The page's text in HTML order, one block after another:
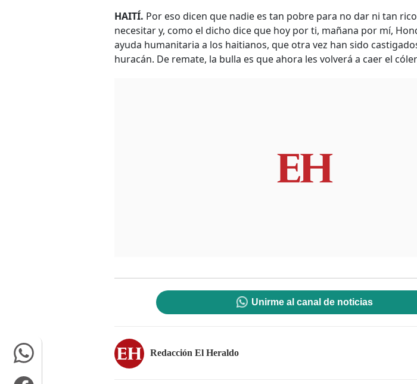
HAITÍ. Por eso dicen que nadie es tan pobre para no dar ni tan
necesitar y, como el dicho dice que hoy por ti, mañana por mí,
ayuda humanitaria a los haitianos, que otra vez han sido
huracán. De remate, la bulla es que ahora les volverá a caer el
Unirme al canal de noticias
Redacción El Heraldo